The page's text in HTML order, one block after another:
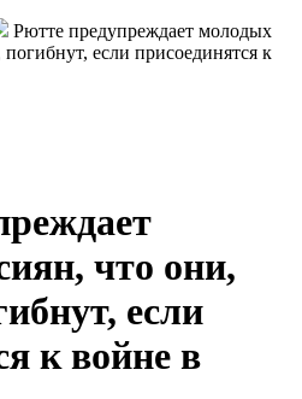
Рютте предупреждает молодых
если присоединятся к
что они,
если
к войне в